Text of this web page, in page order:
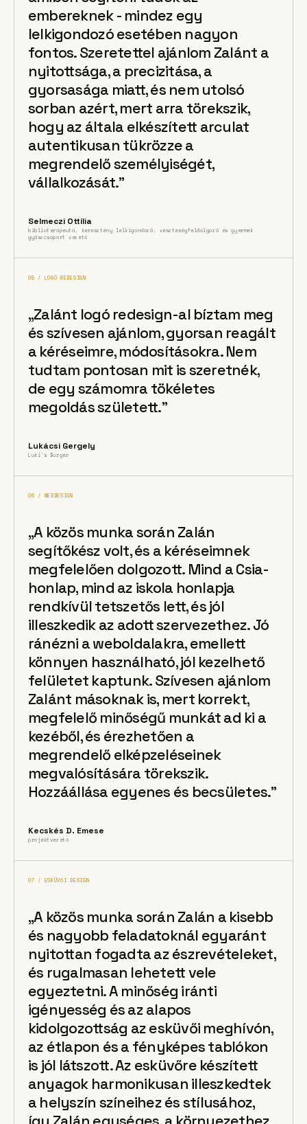
embereknek - mindez egy
lelkigondozó esetében nagyon
fontos. Szeretettel ajánlom Zalánt a
nyitottsága, a precizitása, a
gyorsasága miatt, és nem utolsó
sorban azért, mert arra törekszik,
hogy az általa elkészített arculat
autentikusan tükrözze a
megrendelő személyiségét,
vállalkozását.”
Selmeczi Ottília
biblioterapeuta, keresztény lelkigondozó, veszteségfeldolgozó és gyermek
gyászcsoport vezető
05 / LOGÓ REDESIGN
„Zalánt logó redesign-al bíztam meg
és szívesen ajánlom, gyorsan reagált
a kéréseimre, módosításokra. Nem
tudtam pontosan mit is szeretnék,
de egy számomra tökéletes
megoldás született.”
Lukácsi Gergely
Luki's Burger
06 / WEBDESIGN
„A közös munka során Zalán
segítőkész volt, és a kéréseimnek
megfelelően dolgozott. Mind a Csia-
honlap, mind az iskola honlapja
rendkívül tetszetős lett, és jól
illeszkedik az adott szervezethez. Jó
ránézni a weboldalakra, emellett
könnyen használható, jól kezelhető
felületet kaptunk. Szívesen ajánlom
Zalánt másoknak is, mert korrekt,
megfelelő minőségű munkát ad ki a
kezéből, és érezhetően a
megrendelő elképzeléseinek
megvalósítására törekszik.
Hozzáállása egyenes és becsületes.”
Kecskés D. Emese
projektvezető
07 / ESKÜVŐI DESIGN
„A közös munka során Zalán a kisebb
és nagyobb feladatoknál egyaránt
nyitottan fogadta az észrevételeket,
és rugalmasan lehetett vele
egyeztetni. A minőség iránti
igényesség és az alapos
kidolgozottság az esküvői meghívón,
az étlapon és a fényképes tablókon
is jól látszott. Az esküvőre készített
anyagok harmonikusan illeszkedtek
a helyszín színeihez és stílusához,